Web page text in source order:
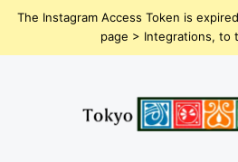
The Instagram Access Token is
page > Integrations, to